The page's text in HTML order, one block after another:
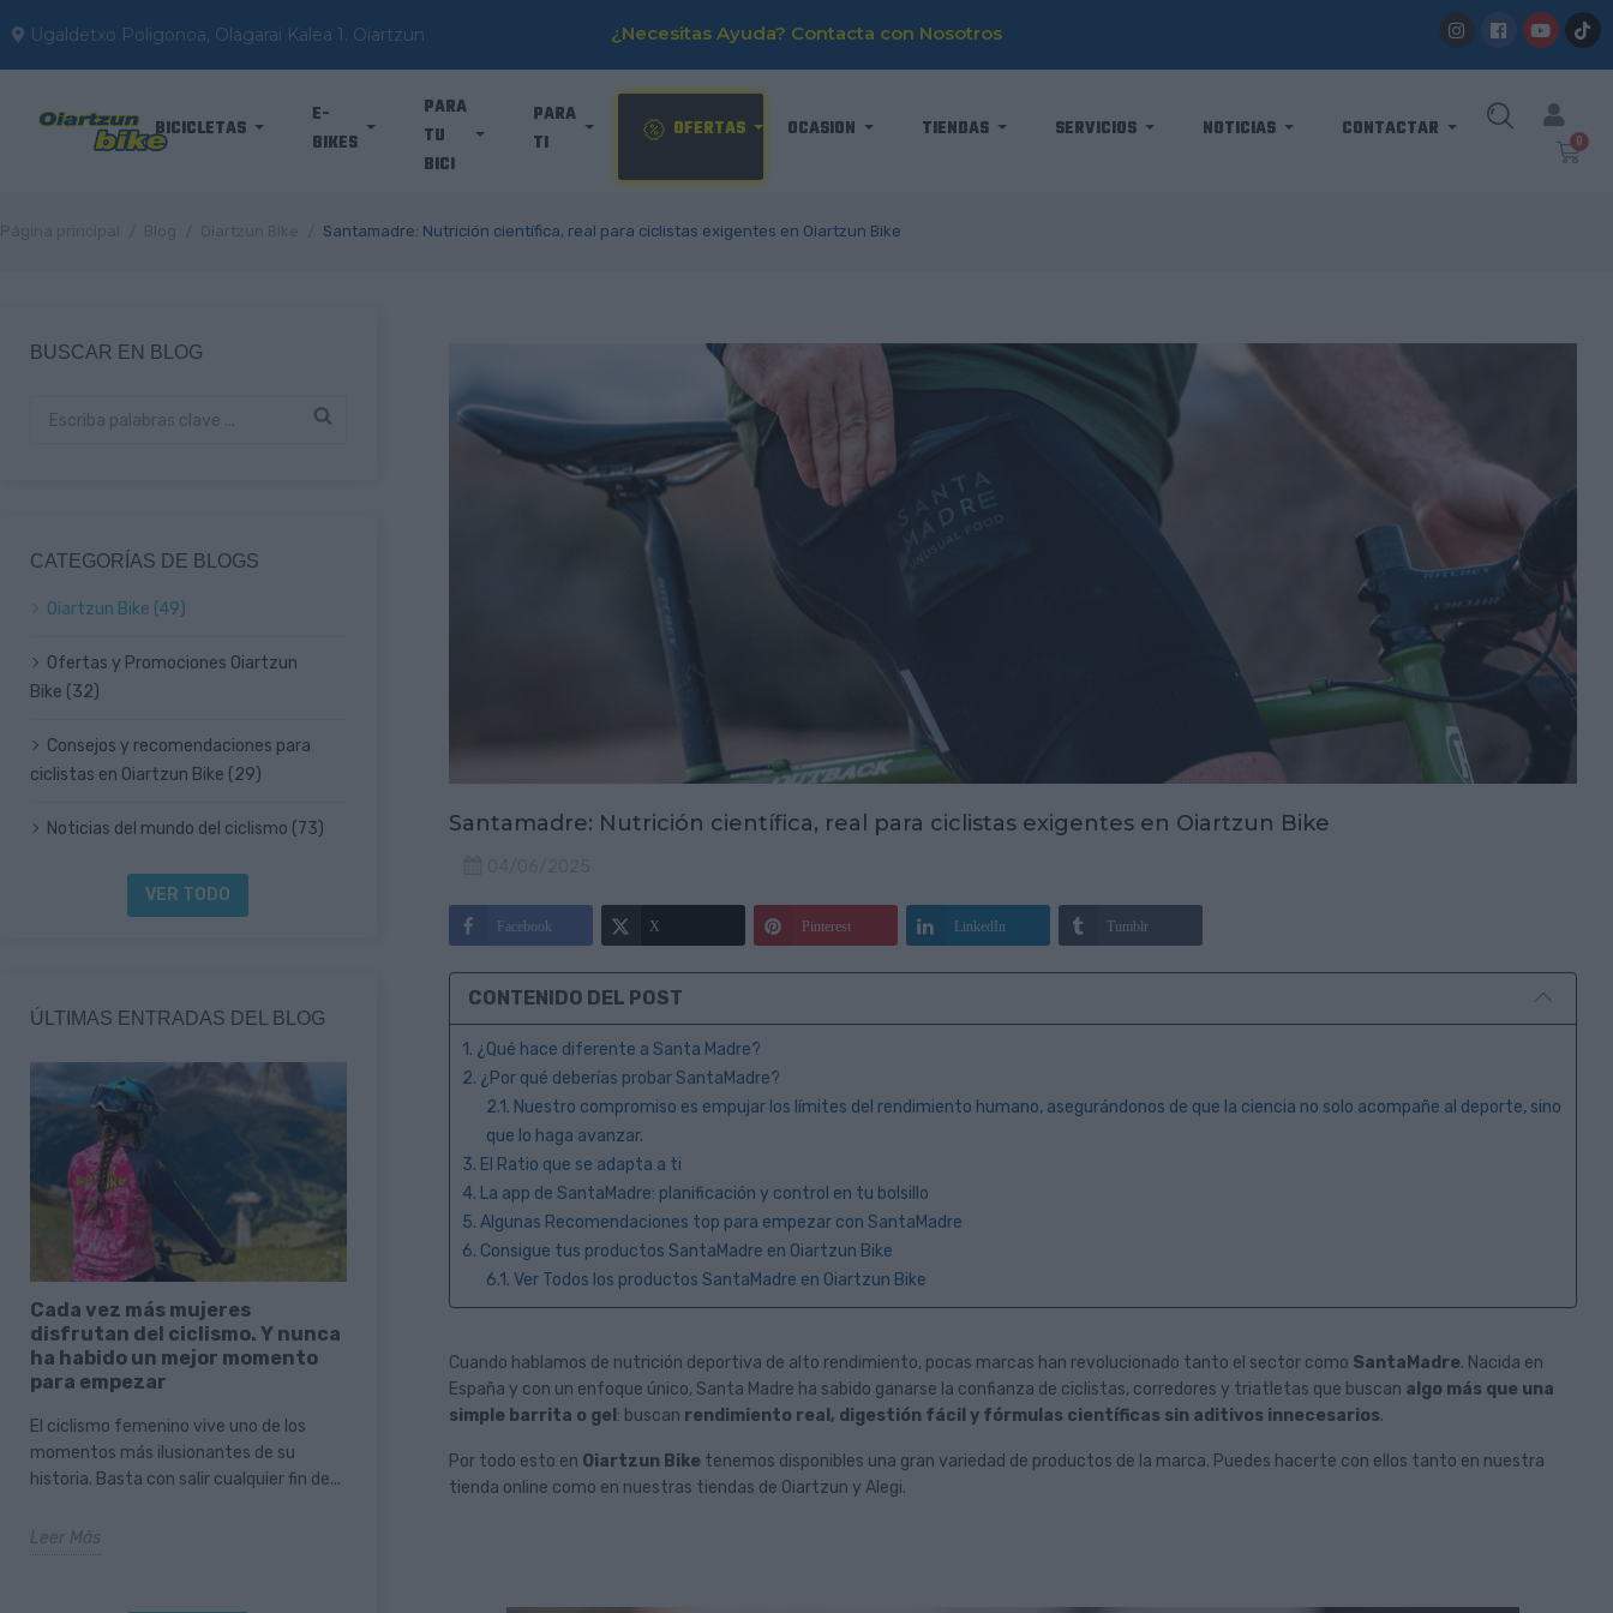
Ugaldetxo Poligonoa, Olagarai Kalea 1. Oiartzun ¿Necesitas Ayuda? Contacta con Nosotros
BICICLETAS
E-
BIKES
PARA
TU
BICI
PARA
TI
OFERTAS OCASION TIENDAS SERVICIOS NOTICIAS CONTACTAR
Santamadre: Nutrición científica, real para ciclistas exigentes en Oiartzun Bike
BUSCAR EN BLOG
CATEGORÍAS DE BLOGS
Oiartzun Bike (49)
Ofertas y Promociones Oiartzun
Bike (32)
Consejos y recomendaciones para
ciclistas en Oiartzun Bike (29)
Noticias del mundo del ciclismo (73)
VER TODO
ÚLTIMAS ENTRADAS DEL BLOG
Cada vez más mujeres
disfrutan del ciclismo. Y nunca
ha habido un mejor momento
para empezar
El ciclismo femenino vive uno de los
momentos más ilusionantes de su
historia. Basta con salir cualquier fin de...
Leer Más
El descanso también forma
verano sobre dos ruedas, sin
El verano suele ser sinónimo de
vacaciones, más tiempo libre y muchas
ganas de disfrutar de la bicicleta. Para...
Laviana acogerá el
Enduro 2027
Ya es oficial. La Comisión Delegada de la
Real Federación Española de Ciclismo
(RFEC) ha aprobado la sede y la fecha...
Francesc Barber y Estíbaliz
la Copa de España de XCO RALI
2026
La Copa de España de XCO pone fin así a
su edición 2026 tras seis disputadísimas
La nueva
Oiartzun Bike
La espera ha
marca alicantina
Santamadre: Nutrición científica, real para ciclistas exigentes en Oiartzun Bike
Facebook X Pinterest LinkedIn Tumblr
CONTENIDO DEL POST
1. ¿Qué hace diferente a Santa Madre?
2. ¿Por qué deberías probar SantaMadre?
2.1. Nuestro compromiso es empujar los límites del rendimiento humano, asegurándonos de que la ciencia no solo acompañe al deporte, sino
que lo haga avanzar.
3. El Ratio que se adapta a ti
4. La app de SantaMadre: planificación y control en tu bolsillo
5. Algunas Recomendaciones top para empezar con SantaMadre
6. Consigue tus productos SantaMadre en Oiartzun Bike
6.1. Ver Todos los productos SantaMadre en Oiartzun Bike
Cuando hablamos de nutrición deportiva de alto rendimiento, pocas marcas han revolucionado tanto el sector como SantaMadre. Nacida en
España y con un enfoque único, Santa Madre ha sabido ganarse la confianza de ciclistas, corredores y triatletas que buscan algo más que una
simple barrita o gel : buscan rendimiento real, digestión fácil y fórmulas científicas sin aditivos innecesarios.
Por todo esto en Oiartzun Bike tenemos disponibles una gran variedad de productos de la marca. Puedes hacerte con ellos tanto en nuestra
tienda online como en nuestras tiendas de Oiartzun y Alegi.